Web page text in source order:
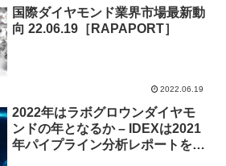
国際ダイヤモンド業界市場最新動
向 22.06.19［RAPAPORT］
2022.06.19
2022年はラボグロウンダイヤモ
ンドの年となるか – IDEXは2021
年パイプライン分析レポートを発